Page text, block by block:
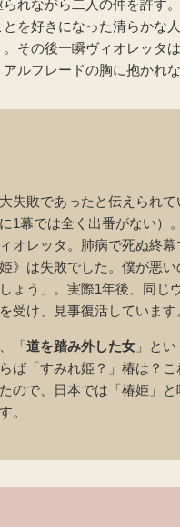
れながら二人の仲を許す
を好きになった清らかな
その後一瞬ヴィオレッタ
ルフレードの胸に抱かれ
失敗であったと伝えられ
1幕では全く出番がない）
オレッタ。肺病で死ぬ終
》は失敗でした。僕が悪
ょう」。実際1年後、同じ
受け、見事復活しています
「道を踏み外した女 」とい
ば「すみれ姫？」椿は？こ
ので、日本では「椿姫」
。